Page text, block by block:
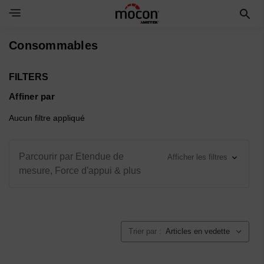
Toggle Navigation Menu
Consommables
FILTERS
Affiner par
Aucun filtre appliqué
Parcourir par Etendue de
mesure, Force d'appui & plus
Afficher les filtres
Trier par :